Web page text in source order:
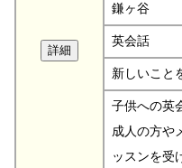
鎌ヶ谷
英会話
新しいこと
子供への英
成人の方や
ッスンを受